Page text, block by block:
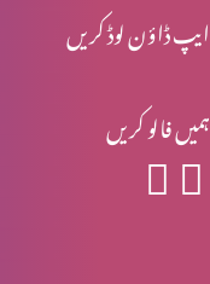
ایپ ڈاؤن لوڈ کریں
ہمیں فالو کریں